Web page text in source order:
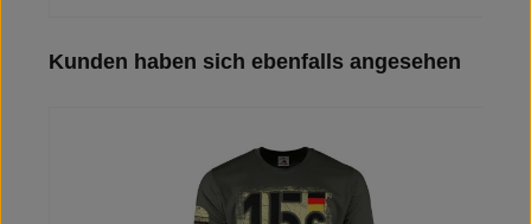
Produktgalerie überspringen
Kunden haben sich ebenfalls angesehen